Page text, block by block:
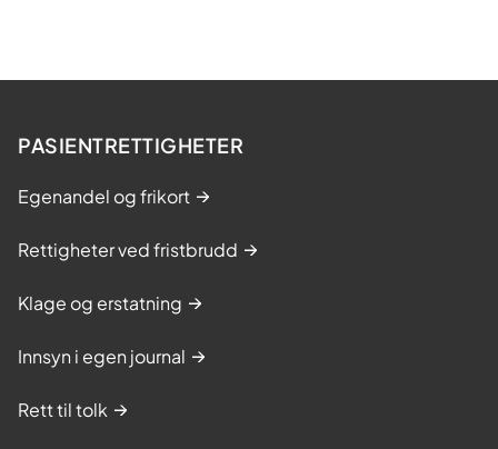
PASIENTRETTIGHETER
Egenandel og frikort
Rettigheter ved fristbrudd
Klage og erstatning
Innsyn i egen journal
Rett til tolk